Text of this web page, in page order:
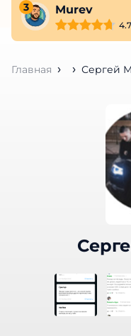
3 Murev
4.7
Главная Сергей